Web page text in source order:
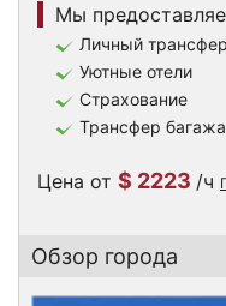
Мы
Личный трансфер
Уютные отели
Страхование
Трансфер багажа
Цена от $ 2223 /ч
Обзор города